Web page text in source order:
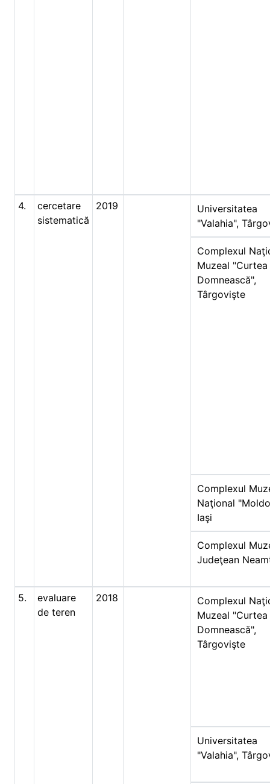
4.
cercetare
sistematică
2019
Universitatea
"Valahia",
Complexul
Muzeal "Curtea
Domnească",
Târgovişte
Complexul
Naţional
Iaşi
Complexul
Judeţean
5.
evaluare
de teren
2018
Complexul
Muzeal "Curtea
Domnească",
Târgovişte
Universitatea
"Valahia",